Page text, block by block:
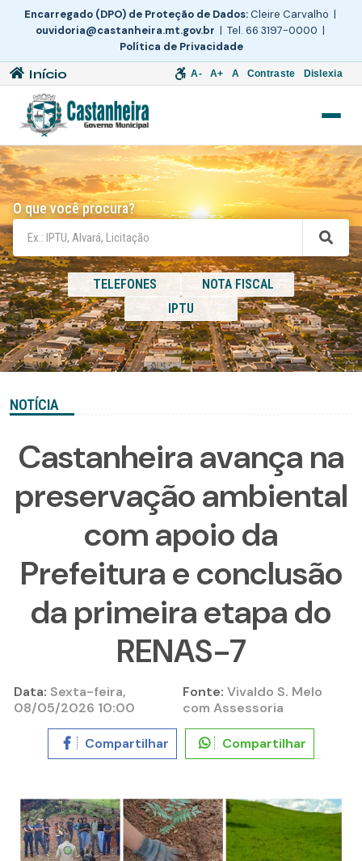
Encarregado (DPO) de Proteção de Dados:Cleire Carvalho |
ouvidoria@castanheira.mt.gov.br | Tel. 66 3197-0000 |
Política de Privacidade
Início A- A+ A Contraste Dislexia
O que você procura?
TELEFONES
NOTA FISCAL
IPTU
NOTÍCIA
Castanheira avança na
preservação ambiental
com apoio da
Prefeitura e conclusão
da primeira etapa do
RENAS-7
Data: Sexta-feira,
08/05/2026 10:00
Fonte: Vivaldo S. Melo
com Assessoria
Compartilhar Compartilhar